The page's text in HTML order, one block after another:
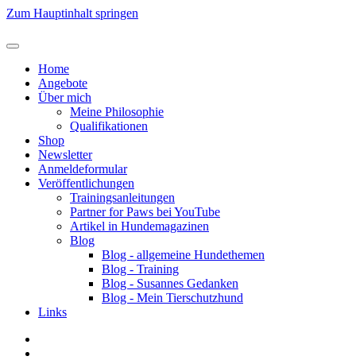
Zum Hauptinhalt springen
Home
Angebote
Über mich
Meine Philosophie
Qualifikationen
Shop
Newsletter
Anmeldeformular
Veröffentlichungen
Trainingsanleitungen
Partner for Paws bei YouTube
Artikel in Hundemagazinen
Blog
Blog - allgemeine Hundethemen
Blog - Training
Blog - Susannes Gedanken
Blog - Mein Tierschutzhund
Links